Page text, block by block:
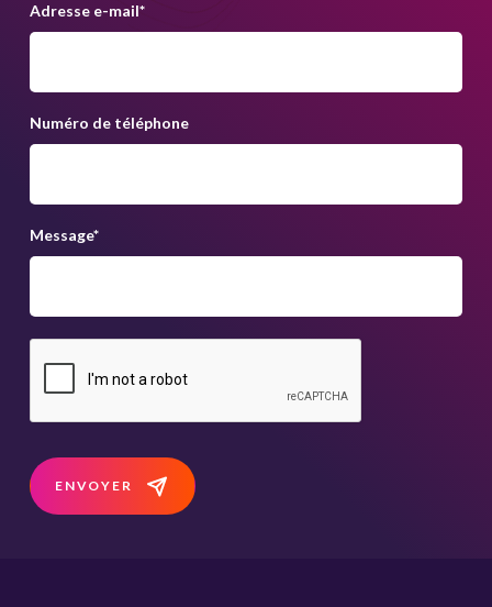
Adresse e-mail*
Numéro de téléphone
Message*
ENVOYER